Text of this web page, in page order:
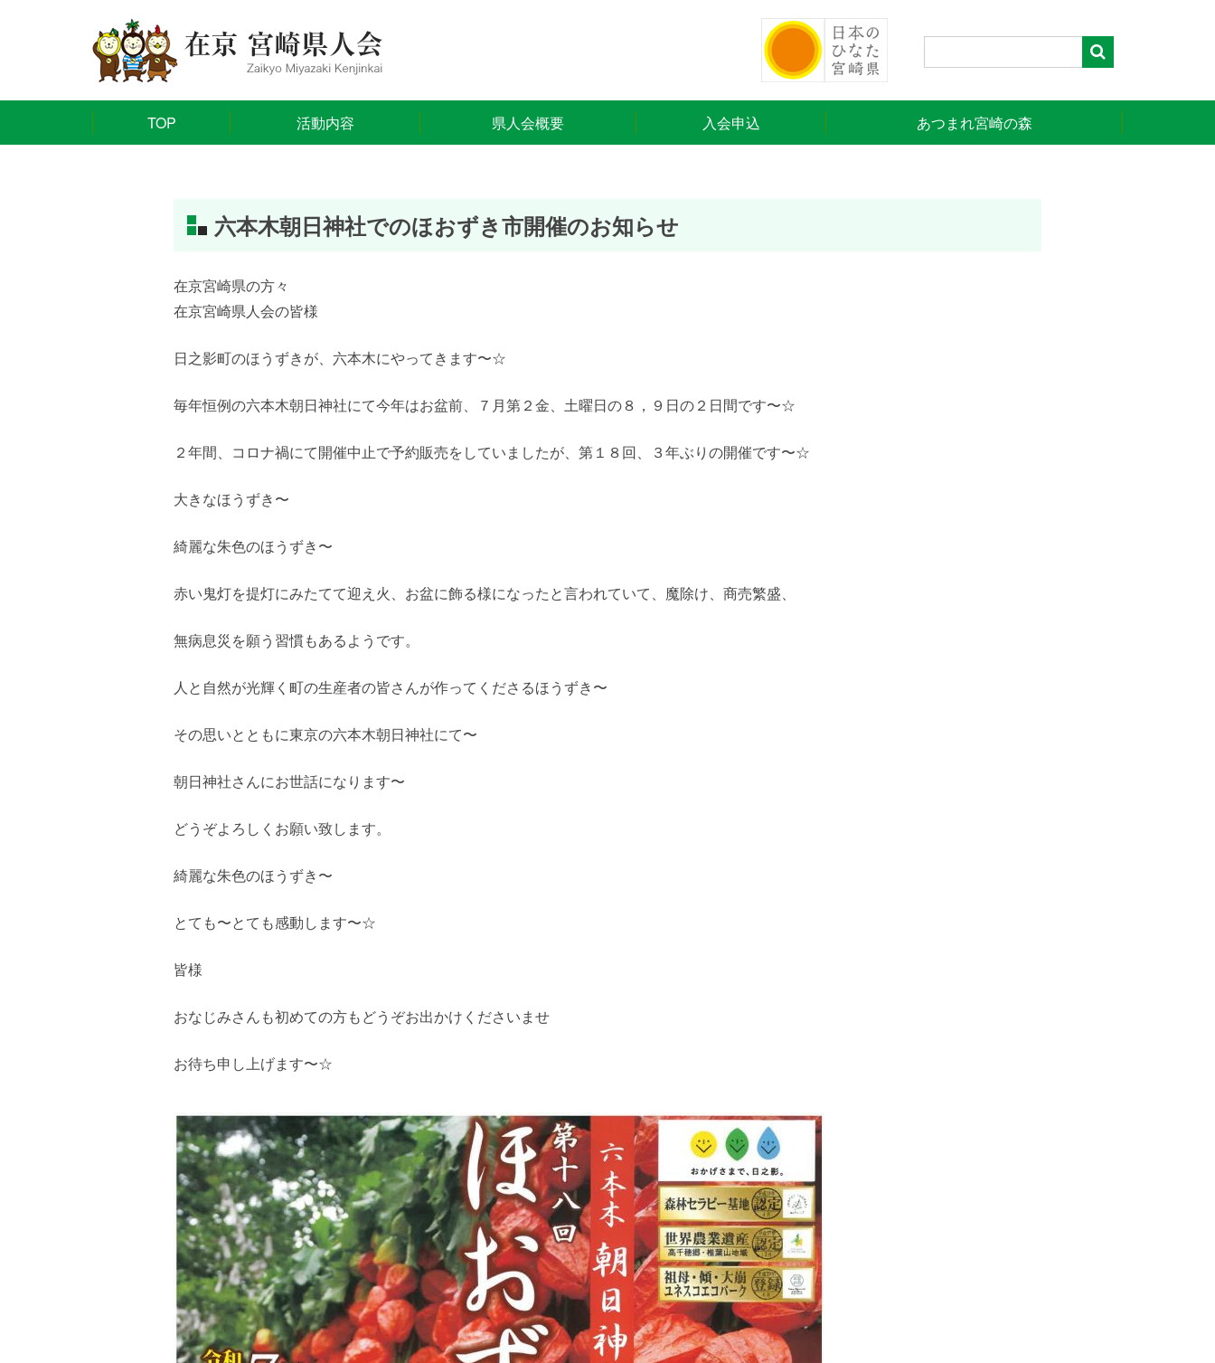
TOP 活動内容 県人会概要 入会申込 あつまれ宮崎の森
六本木朝日神社でのほおずき市開催のお知らせ
在京宮崎県の方々
在京宮崎県人会の皆様
日之影町のほうずきが、六本木にやってきます〜☆
毎年恒例の六本木朝日神社にて今年はお盆前、７月第２金、土曜日の８，９日の２日間です〜☆
２年間、コロナ禍にて開催中止で予約販売をしていましたが、第１８回、３年ぶりの開催です〜☆
大きなほうずき〜
綺麗な朱色のほうずき〜
赤い鬼灯を提灯にみたてて迎え火、お盆に飾る様になったと言われていて、魔除け、商売繁盛、
無病息災を願う習慣もあるようです。
人と自然が光輝く町の生産者の皆さんが作ってくださるほうずき〜
その思いとともに東京の六本木朝日神社にて〜
朝日神社さんにお世話になります〜
どうぞよろしくお願い致します。
綺麗な朱色のほうずき〜
とても〜とても感動します〜☆
皆様
おなじみさんも初めての方もどうぞお出かけくださいませ
お待ち申し上げます〜☆